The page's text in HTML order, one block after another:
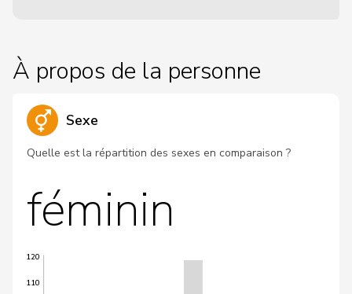
À propos de la personne
Sexe
Quelle est la répartition des sexes en comparaison ?
féminin
110
120